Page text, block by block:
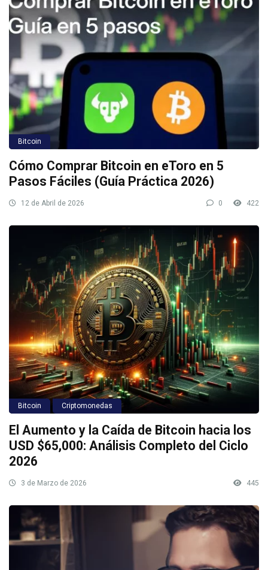
Bitcoin
Cómo Comprar Bitcoin en eToro en 5
Pasos Fáciles (Guía Práctica 2026)
12 de Abril de 2026 0 422
Bitcoin Criptomonedas
El Aumento y la Caída de Bitcoin hacia los
USD $65,000: Análisis Completo del Ciclo
2026
3 de Marzo de 2026 445